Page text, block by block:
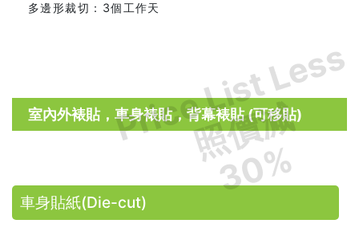
Price List Less
照價減
30%
多邊形裁切：3個工作天
室內外裱貼，車身裱貼，背幕裱貼 (可移貼)
車身貼紙(Die-cut)